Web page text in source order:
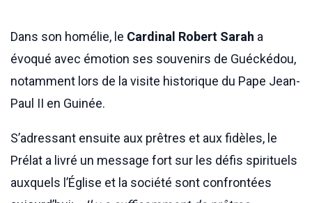
Dans son homélie, le Cardinal Robert Sarah a
évoqué avec émotion ses souvenirs de Guéckédou,
notamment lors de la visite historique du Pape Jean-
Paul II en Guinée.
S’adressant ensuite aux prêtres et aux fidèles, le
Prélat a livré un message fort sur les défis spirituels
auxquels l’Église et la société sont confrontées